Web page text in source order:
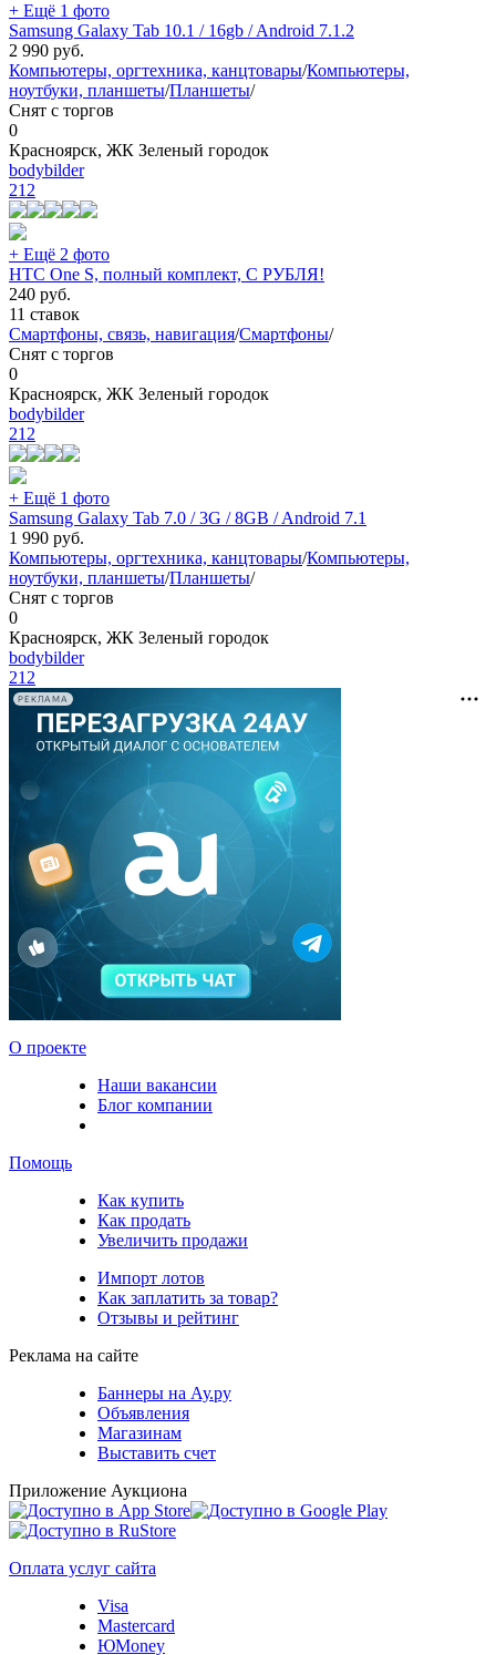
+ Ещё 1 фото
Samsung Galaxy Tab 10.1 / 16gb / Android 7.1.2
2 990 руб.
Компьютеры, оргтехника, канцтовары/Компьютеры,
ноутбуки, планшеты/Планшеты/
Снят с торгов
0
Красноярск, ЖК Зеленый городок
bodybilder
212
+ Ещё 2 фото
HTC One S, полный комплект, С РУБЛЯ!
240 руб.
11 ставок
Смартфоны, связь, навигация/Смартфоны/
Снят с торгов
0
Красноярск, ЖК Зеленый городок
bodybilder
212
+ Ещё 1 фото
Samsung Galaxy Tab 7.0 / 3G / 8GB / Android 7.1
1 990 руб.
Компьютеры, оргтехника, канцтовары/Компьютеры,
ноутбуки, планшеты/Планшеты/
Снят с торгов
0
Красноярск, ЖК Зеленый городок
bodybilder
212
РЕКЛАМА
О проекте
Наши вакансии
Блог компании
Помощь
Как купить
Как продать
Увеличить продажи
Импорт лотов
Как заплатить за товар?
Отзывы и рейтинг
Реклама на сайте
Баннеры на Ау.ру
Объявления
Магазинам
Выставить счет
Приложение Аукциона
Оплата услуг сайта
Visa
Mastercard
ЮMoney